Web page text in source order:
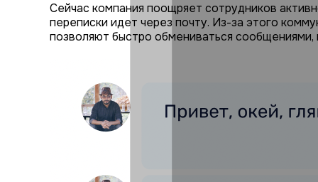
Сейчас компания поощряет сотрудников
переписки идет через почту. Из-за этого
позволяют быстро обмениваться сообщениями,